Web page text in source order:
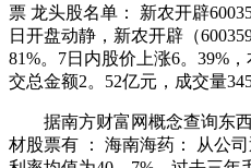
票 龙头股名单： 新农开辟
日开盘动静，新农开辟（
81%。7日内股价上涨6。39%
交总金额2。52亿元，成交量
据南方财富网概念查询东西
材股票有 ： 海南海药： 从公